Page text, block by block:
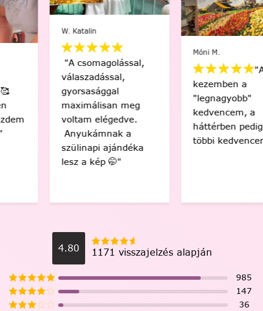
W. Katalin
"A csomagolással,
válaszadással,
gyorsasággal
maximálisan meg
voltam elégedve.
Anyukámnak a
szülinapi ajándéka
lesz a kép 🤭"
"A
kezemben a
"legnagyobb"
kedvencem, a
háttérben pedig a
többi kedvencem 😍"
4.80 1171 visszajelzés alapján
985
147
36